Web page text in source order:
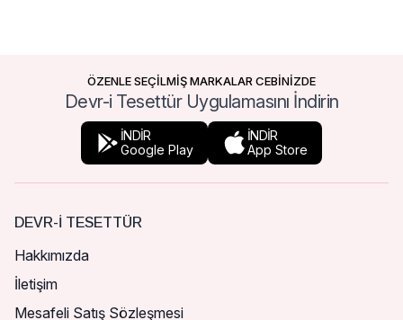
ÖZENLE SEÇİLMİŞ MARKALAR CEBİNİZDE
Devr-i Tesettür Uygulamasını İndirin
İNDİR
Google Play
İNDİR
App Store
DEVR-I TESETTÜR
Hakkımızda
İletişim
Mesafeli Satış Sözleşmesi